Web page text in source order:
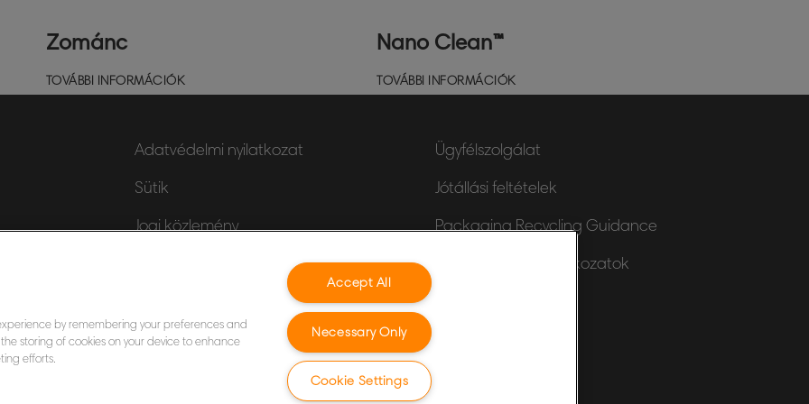
Zománc
TOVÁBBI INFORMÁCIÓK
Nano Clean™
TOVÁBBI INFORMÁCIÓK
Adatvédelmi nyilatkozat
Sütik
Jogi közlemény
Ügyfélszolgálat
Jótállási feltételek
Packaging Recycling Guidance
Megfelelőségi nyilatkozatok
by remembering your preferences and
storing of cookies on your device to enhance
efforts.
Accept All
Necessary Only
Cookie Settings